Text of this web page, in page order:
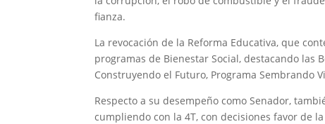
fianza.
La revocación de la Reforma Educativa, que
programas de Bienestar Social, destacando las
Construyendo el Futuro, Programa Sembrando
Respecto a su desempeño como Senador,
cumpliendo con la 4T, con decisiones favor de